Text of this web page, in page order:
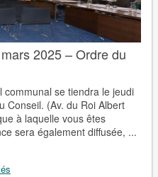
2025 – Ordre du
communal se tiendra le jeudi
Conseil. (Av. du Roi Albert
à laquelle vous êtes
sera également diffusée, ...